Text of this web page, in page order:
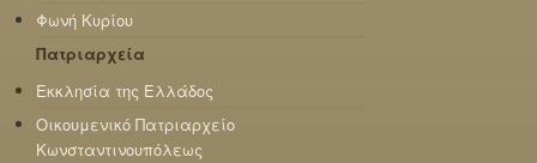
Φωνή Κυρίου
Πατριαρχεία
Εκκλησία της Ελλάδος
Οικουμενικό Πατριαρχείο
Κωνσταντινουπόλεως